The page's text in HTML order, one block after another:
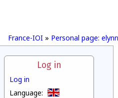
France-IOI » Personal page:
Log in
Log in
Language: